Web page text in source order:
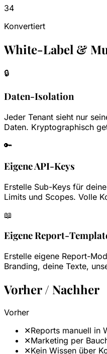
34
Konvertiert
White-Label &
🔒
Daten-Isolation
Jeder Tenant sieht nur
Daten. Kryptographisch
🔑
Eigene API-Keys
Erstelle Sub-Keys für
Limits und Scopes. Volle
📖
Eigene Report-
Erstelle eigene Report-
Branding, deine Texte,
Vorher / Nachher
Vorher
✕Reports manuell in
✕Marketing per
✕Kein Wissen über